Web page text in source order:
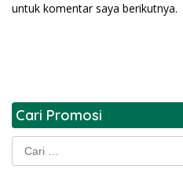
untuk komentar saya berikutnya.
Cari Promosi
Cari
untuk: